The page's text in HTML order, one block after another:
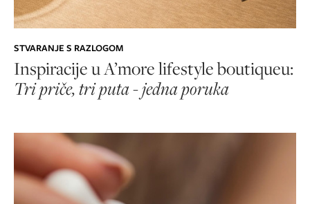
STVARANJE S RAZLOGOM
Inspiracije u A’more lifestyle boutiqueu:
Tri priče, tri puta - jedna poruka